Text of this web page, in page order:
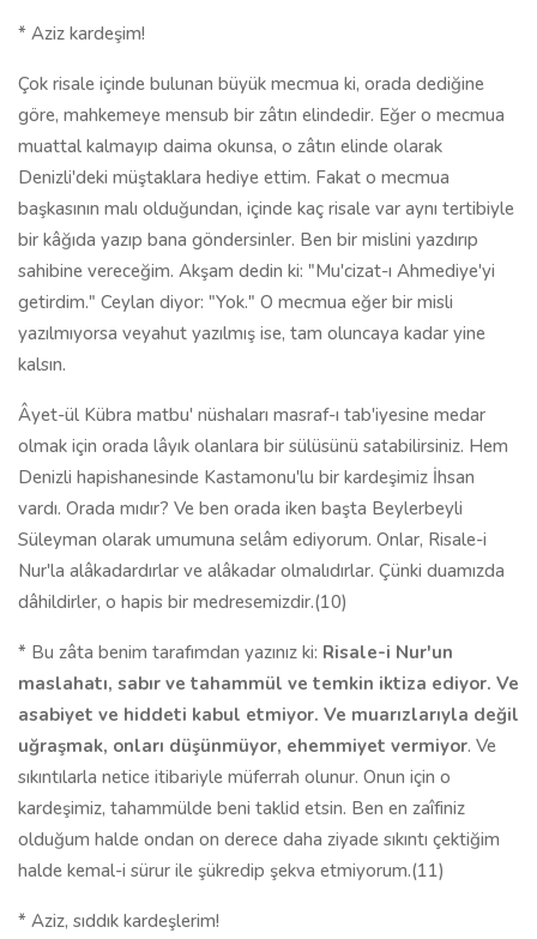
* Aziz kardeşim!
Çok risale içinde bulunan büyük mecmua ki, orada dediğine
göre, mahkemeye mensub bir zâtın elindedir. Eğer o mecmua
muattal kalmayıp daima okunsa, o zâtın elinde olarak
Denizli'deki müştaklara hediye ettim. Fakat o mecmua
başkasının malı olduğundan, içinde kaç risale var aynı tertibiyle
bir kâğıda yazıp bana göndersinler. Ben bir mislini yazdırıp
sahibine vereceğim. Akşam dedin ki: "Mu'cizat-ı Ahmediye'yi
getirdim." Ceylan diyor: "Yok." O mecmua eğer bir misli
yazılmıyorsa veyahut yazılmış ise, tam oluncaya kadar yine
kalsın.
Âyet-ül Kübra matbu' nüshaları masraf-ı tab'iyesine medar
olmak için orada lâyık olanlara bir sülüsünü satabilirsiniz. Hem
Denizli hapishanesinde Kastamonu'lu bir kardeşimiz İhsan
vardı. Orada mıdır? Ve ben orada iken başta Beylerbeyli
Süleyman olarak umumuna selâm ediyorum. Onlar, Risale-i
Nur'la alâkadardırlar ve alâkadar olmalıdırlar. Çünki duamızda
dâhildirler, o hapis bir medresemizdir.(10)
* Bu zâta benim tarafımdan yazınız ki: Risale-i Nur'un
maslahatı, sabır ve tahammül ve temkin iktiza ediyor. Ve
asabiyet ve hiddeti kabul etmiyor. Ve muarızlarıyla değil
uğraşmak, onları düşünmüyor, ehemmiyet vermiyor. Ve
sıkıntılarla netice itibariyle müferrah olunur. Onun için o
kardeşimiz, tahammülde beni taklid etsin. Ben en zaîfiniz
olduğum halde ondan on derece daha ziyade sıkıntı çektiğim
halde kemal-i sürur ile şükredip şekva etmiyorum.(11)
* Aziz, sıddık kardeşlerim!